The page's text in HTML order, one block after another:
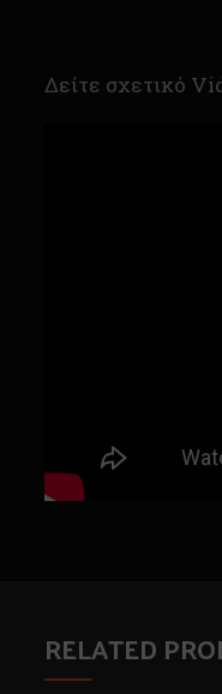
Δείτε σχετικό
RELATED